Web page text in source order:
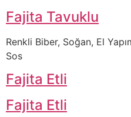
Fajita Tavuklu
Renkli Biber, Soğan, El
Sos
Fajita Etli
Fajita Etli